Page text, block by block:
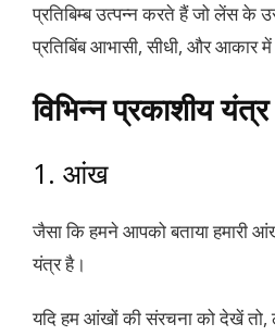
प्रतिबिम्ब उत्पन्न करते हैं जो लेंस के
प्रतिबिंब आभासी, सीधी, और आकार
विभिन्न प्रकाशीय यंत्र
1. आंख
जैसा कि हमने आपको बताया हमारी
यंत्र है।
यदि हम आंखों की संरचना को देखें तो,